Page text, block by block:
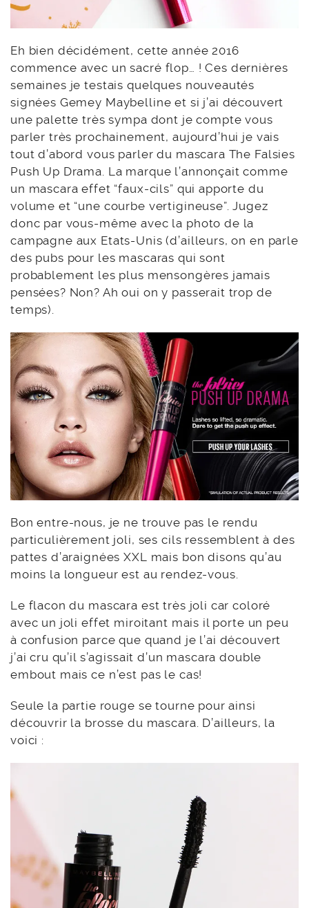
Eh bien décidément, cette année 2016
commence avec un sacré flop… ! Ces dernières
semaines je testais quelques nouveautés
signées Gemey Maybelline et si j’ai découvert
une palette très sympa dont je compte vous
parler très prochainement, aujourd’hui je vais
tout d’abord vous parler du mascara The Falsies
Push Up Drama. La marque l’annonçait comme
un mascara effet “faux-cils” qui apporte du
volume et “une courbe vertigineuse”. Jugez
donc par vous-même avec la photo de la
campagne aux Etats-Unis (d’ailleurs, on en parle
des pubs pour les mascaras qui sont
probablement les plus mensongères jamais
pensées? Non? Ah oui on y passerait trop de
temps).
Bon entre-nous, je ne trouve pas le rendu
particulièrement joli, ses cils ressemblent à des
pattes d’araignées XXL mais bon disons qu’au
moins la longueur est au rendez-vous.
Le flacon du mascara est très joli car coloré
avec un joli effet miroitant mais il porte un peu
à confusion parce que quand je l’ai découvert
j’ai cru qu’il s’agissait d’un mascara double
embout mais ce n’est pas le cas!
Seule la partie rouge se tourne pour ainsi
découvrir la brosse du mascara. D’ailleurs, la
voici :